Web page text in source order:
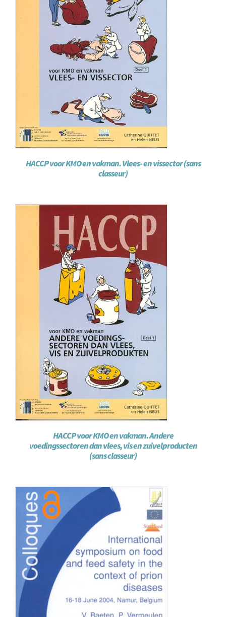
HACCP voor KMO en vakman. Vlees- en vissector (sans
classeur)
HACCP voor KMO en vakman. Andere
voedingssectoren dan vlees, vis en zuivelproducten
(sans classeur)